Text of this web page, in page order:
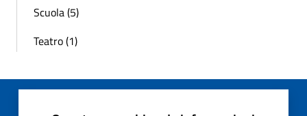
Scuola (5)
Teatro (1)